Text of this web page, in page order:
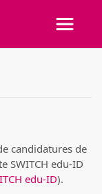
candidatures de
SWITCH edu-ID
edu-ID).